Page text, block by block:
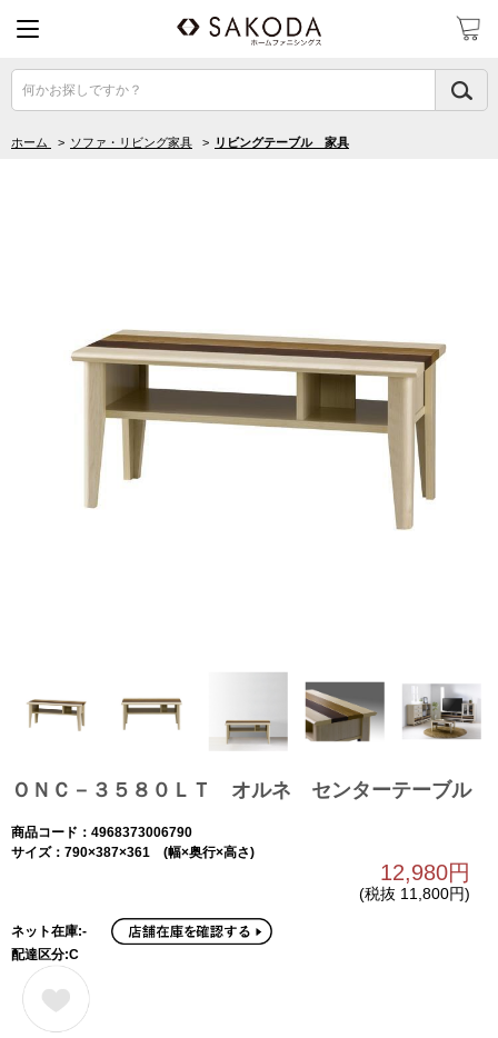
何かお探しですか？
ホーム > ソファ・リビング家具 > リビングテーブル 家具
ＯＮＣ－３５８０ＬＴ オルネ センターテーブル
商品コード：4968373006790
サイズ：790×387×361 (幅×奥行×高さ)
12,980円
(税抜 11,800円)
ネット在庫:-
配達区分:C